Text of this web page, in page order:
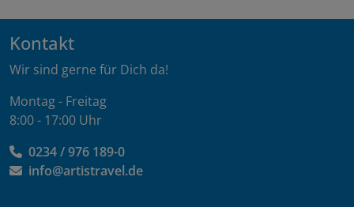
Kontakt
Wir sind gerne für Dich da!
Montag - Freitag
8:00 - 17:00 Uhr
0234 / 976 189-0
info@artistravel.de